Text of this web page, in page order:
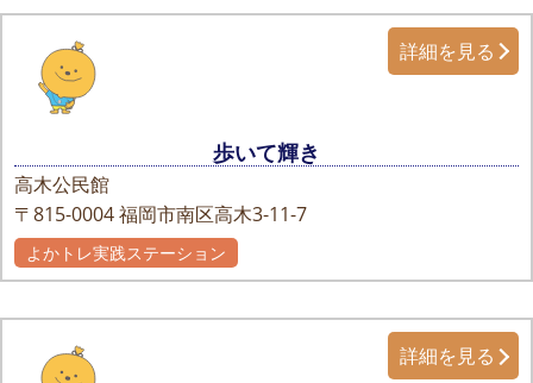
歩いて輝き
高木公民館
〒815-0004福岡市南区高木3-11-7
詳細を見る
よかトレ実践ステーション
詳細を見る